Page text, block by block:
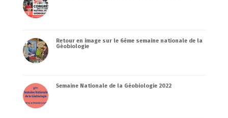
Retour en image sur le 6ème semaine nationale de la
Géobiologie
Semaine Nationale de la Géobiologie 2022